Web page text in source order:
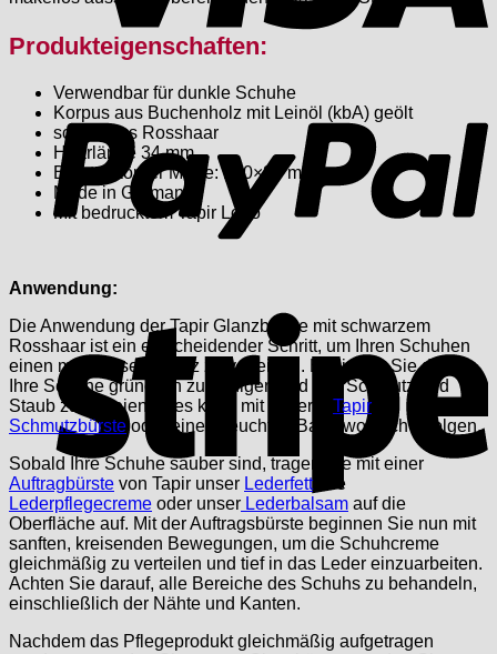
Produkteigenschaften:
Verwendbar für dunkle Schuhe
Korpus aus Buchenholz mit Leinöl (kbA) geölt
schwarzes Rosshaar
Haarlänge 34 mm
Bürstenkörper Maße: 160×34 mm
Made in Germany
Mit bedrucktem Tapir Logo
Anwendung:
Die Anwendung der Tapir Glanzbürste mit schwarzem
Rosshaar ist ein entscheidender Schritt, um Ihren Schuhen
einen makellosen Glanz zu verleihen. Beginnen Sie damit,
Ihre Schuhe gründlich zu reinigen und von Schmutz und
Staub zu befreien. Dies kann mit unserer Tapir
Schmutzbürsteoder einem feuchten Baumwolltuch erfolgen.
Sobald Ihre Schuhe sauber sind, tragen Sie mit einer
Auftragbürste von Tapir unser Lederfett, die
Lederpflegecreme oder unser Lederbalsam auf die
Oberfläche auf. Mit der Auftragsbürste beginnen Sie nun mit
sanften, kreisenden Bewegungen, um die Schuhcreme
gleichmäßig zu verteilen und tief in das Leder einzuarbeiten.
Achten Sie darauf, alle Bereiche des Schuhs zu behandeln,
einschließlich der Nähte und Kanten.
Nachdem das Pflegeprodukt gleichmäßig aufgetragen